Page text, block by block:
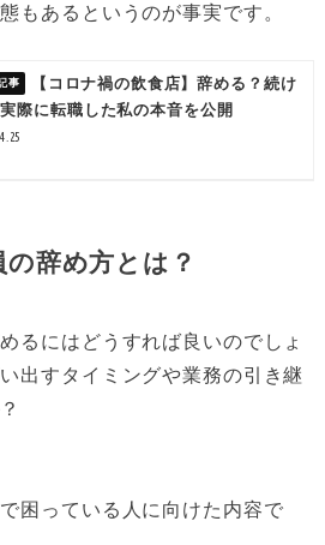
もあるというのが事実です。
【コロナ禍の飲食店】辞める？続け
際に転職した私の本音を公開
辞め方とは？
るにはどうすれば良いのでしょ
出すタイミングや業務の引き継
困っている人に向けた内容で